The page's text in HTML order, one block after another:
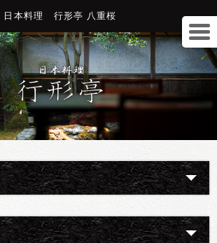
日本料理 行形亭 八重桜